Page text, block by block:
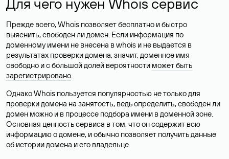
Прежде всего, Whois позволяет бесплатно и быстро
выяснить, свободен ли домен. Если информация по
доменному имени не внесена в whois и не выдается в
результатах проверки домена, значит, доменное имя
свободно и с большой долей вероятности может быть
зарегистрировано.
Однако Whois пользуется популярностью не только для
проверки домена на занятость, ведь определить, свободен ли
домен можно и в процессе подбора имени в доменной зоне.
Основная ценность сервиса в том, что он содержит всю
информацию о домене, и обычно позволяет получить данные
об истории домена и его владельце.